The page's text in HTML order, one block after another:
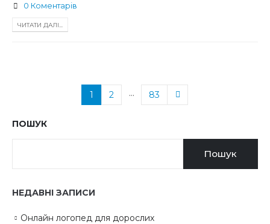
0 Коментарів
ЧИТАТИ ДАЛІ...
1 2 … 83
ПОШУК
Пошук
НЕДАВНІ ЗАПИСИ
Онлайн логопед для дорослих